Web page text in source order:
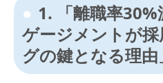
1. 「離職率
ゲージメントが
グの鍵となる理由